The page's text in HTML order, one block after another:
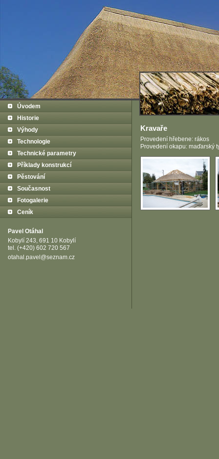
Úvodem
Historie
Výhody
Technologie
Technické parametry
Příklady konstrukcí
Pěstování
Současnost
Fotogalerie
Ceník
Pavel Otáhal
Kobylí 243, 691 10 Kobylí
tel. (+420) 602 720 567
otahal.pavel@seznam.cz
Kravaře
Provedení hřebene: rákos
Provedení okapu: maďarský